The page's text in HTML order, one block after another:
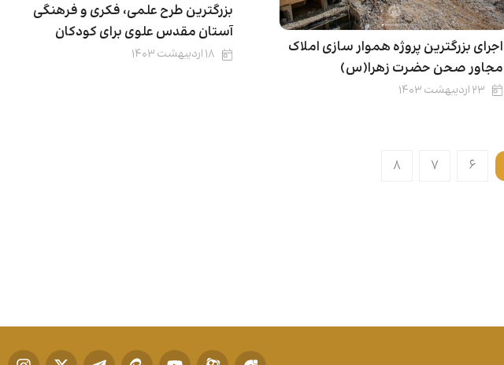
اجرای بزرگترین پروژه هموار سازی املاک
مجاور صحن حضرت زهرا(س)
۲۳ اردیبهشت ۱۴۰۳
بزرگترین طرح علمی، فکری و فرهنگی
آستان مقدس علوی برای کودکان
۱۸ اردیبهشت ۱۴۰۳
۶ ۷ ۸